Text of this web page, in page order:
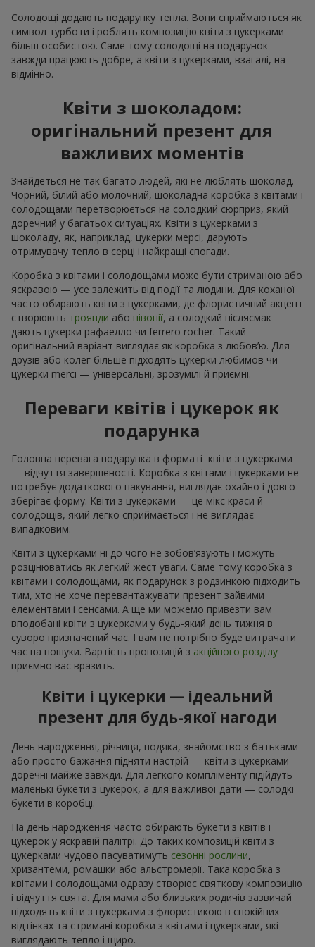
Солодощі додають подарунку тепла. Вони сприймаються як
символ турботи і роблять композицію квіти з цукерками
більш особистою. Саме тому солодощі на подарунок
завжди працюють добре, а квіти з цукерками, взагалі, на
відмінно.
Квіти з шоколадом:
оригінальний презент для
важливих моментів
Знайдеться не так багато людей, які не люблять шоколад.
Чорний, білий або молочний, шоколадна коробка з квітами і
солодощами перетворюється на солодкий сюрприз, який
доречний у багатьох ситуаціях. Квіти з цукерками з
шоколаду, як, наприклад, цукерки мерсі, дарують
отримувачу тепло в серці і найкращі спогади.
Коробка з квітами і солодощами може бути стриманою або
яскравою — усе залежить від події та людини. Для коханої
часто обирають квіти з цукерками, де флористичний акцент
створюють троянди або півонії, а солодкий післясмак
дають цукерки рафаелло чи ferrero rocher. Такий
оригінальний варіант виглядає як коробка з любов’ю. Для
друзів або колег більше підходять цукерки любимов чи
цукерки merci — універсальні, зрозумілі й приємні.
Переваги квітів і цукерок як
подарунка
Головна перевага подарунка в форматі квіти з цукерками
— відчуття завершеності. Коробка з квітами і цукерками не
потребує додаткового пакування, виглядає охайно і довго
зберігає форму. Квіти з цукерками — це мікс краси й
солодощів, який легко сприймається і не виглядає
випадковим.
Квіти з цукерками ні до чого не зобов’язують і можуть
розцінюватись як легкий жест уваги. Саме тому коробка з
квітами і солодощами, як подарунок з родзинкою підходить
тим, хто не хоче перевантажувати презент зайвими
елементами і сенсами. А ще ми можемо привезти вам
вподобані квіти з цукерками у будь-який день тижня в
суворо призначений час. І вам не потрібно буде витрачати
час на пошуки. Вартість пропозицій з акційного розділу
приємно вас вразить.
Квіти і цукерки — ідеальний
презент для будь-якої нагоди
День народження, річниця, подяка, знайомство з батьками
або просто бажання підняти настрій — квіти з цукерками
доречні майже завжди. Для легкого компліменту підійдуть
маленькі букети з цукерок, а для важливої дати — солодкі
букети в коробці.
На день народження часто обирають букети з квітів і
цукерок у яскравій палітрі. До таких композицій квіти з
цукерками чудово пасуватимуть сезонні рослини,
хризантеми, ромашки або альстромерії. Така коробка з
квітами і солодощами одразу створює святкову композицію
і відчуття свята. Для мами або близьких родичів зазвичай
підходять квіти з цукерками з флористикою в спокійних
відтінках та стримані коробки з квітами і цукерками, які
виглядають тепло і щиро.